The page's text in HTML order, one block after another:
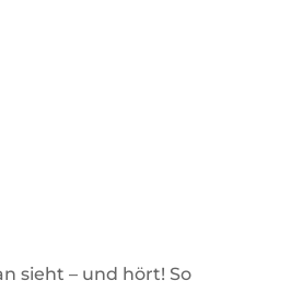
sieht – und hört! So